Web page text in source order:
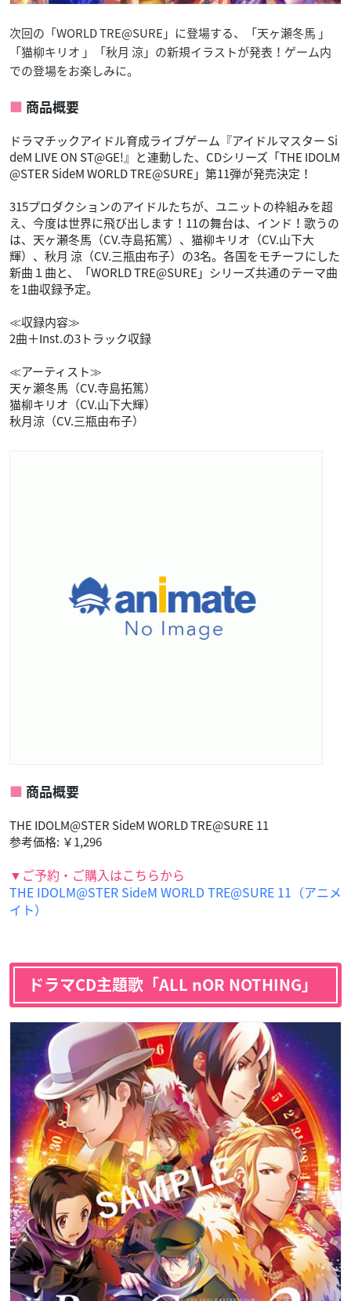
次回の「WORLD TRE@SURE」に登場する、「天ヶ瀬冬馬 」
「猫柳キリオ 」「秋月 涼」の新規イラストが発表！ゲーム内
での登場をお楽しみに。
商品概要
ドラマチックアイドル育成ライブゲーム『アイドルマスター Si
deM LIVE ON ST@GE!』と連動した、CDシリーズ「THE IDOLM
@STER SideM WORLD TRE@SURE」第11弾が発売決定！
315プロダクションのアイドルたちが、ユニットの枠組みを超
え、今度は世界に飛び出します！11の舞台は、インド！歌うの
は、天ヶ瀬冬馬（CV.寺島拓篤）、猫柳キリオ（CV.山下大
輝）、秋月 涼（CV.三瓶由布子）の3名。各国をモチーフにした
新曲１曲と、「WORLD TRE@SURE」シリーズ共通のテーマ曲
を1曲収録予定。
≪収録内容≫
2曲＋Inst.の3トラック収録
≪アーティスト≫
天ヶ瀬冬馬（CV.寺島拓篤）
猫柳キリオ（CV.山下大輝）
秋月涼（CV.三瓶由布子）
商品概要
THE IDOLM@STER SideM WORLD TRE@SURE 11
参考価格: ￥1,296
▼ご予約・ご購入はこちらから
THE IDOLM@STER SideM WORLD TRE@SURE 11（アニメ
イト）
ドラマCD主題歌「ALL nOR NOTHING」